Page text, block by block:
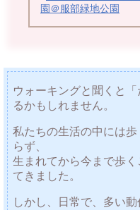
園＠服部緑地公園
ウォーキングと聞くと
るかもしれません。
私たちの生活の中には
らず、
生まれてから今まで歩
てきました。
しかし、日常で、多い